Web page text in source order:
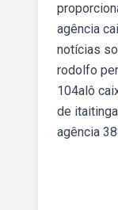
agência
notícias
rodolfo
104alô
de
agência